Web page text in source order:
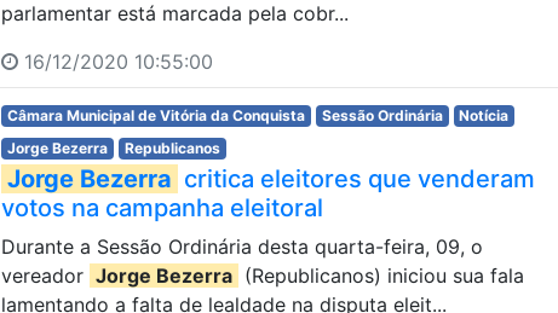
parlamentar está marcada pela cobr...
16/12/2020 10:55:00
Câmara Municipal de Vitória da Conquista Sessão Ordinária
Notícia
Jorge Bezerra
Republicanos
Jorge Bezerra critica eleitores que venderam
votos na campanha eleitoral
Durante a Sessão Ordinária desta quarta-feira, 09, o
vereador Jorge Bezerra (Republicanos) iniciou sua fala
lamentando a falta de lealdade na disputa eleit...